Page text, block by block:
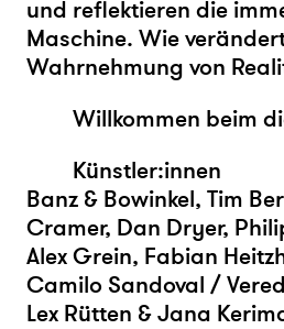
und reflektieren die
Maschine. Wie
Wahrnehmung von
Willkommen beim
Künstler:innen
Banz & Bowinkel, Tim
Cramer, Dan Dryer,
Alex Grein, Fabian
Camilo Sandoval /
Lex Rütten & Jana